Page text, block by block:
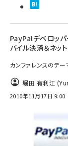
PayPalデベロッパ
バイル決済＆ネッ
カンファレンスのテ
堀田 有利江
2010年11月17日 9:00